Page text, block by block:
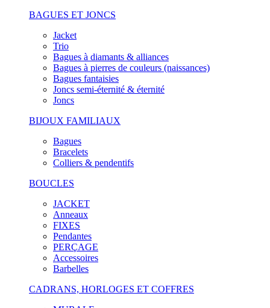
BAGUES ET JONCS
Jacket
Trio
Bagues à diamants & alliances
Bagues à pierres de couleurs (naissances)
Bagues fantaisies
Joncs semi-éternité & éternité
Joncs
BIJOUX FAMILIAUX
Bagues
Bracelets
Colliers & pendentifs
BOUCLES
JACKET
Anneaux
FIXES
Pendantes
PERÇAGE
Accessoires
Barbelles
CADRANS, HORLOGES ET COFFRES